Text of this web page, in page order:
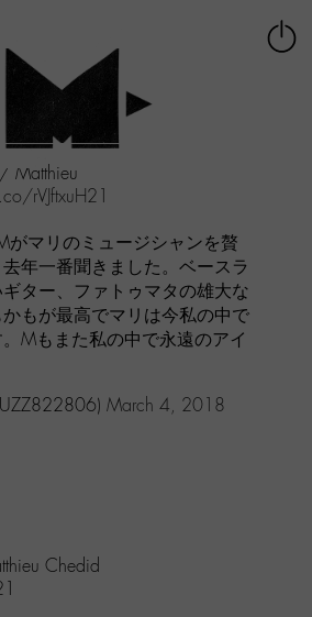
Matthieu
rVJftxuH21
がマリのミュージシャンを贅
年一番聞きました。ベースラ
ター、ファトゥマタの雄大な
もが最高でマリは今私の中で
Mもまた私の中で永遠のアイ
March 4, 2018
Chedid